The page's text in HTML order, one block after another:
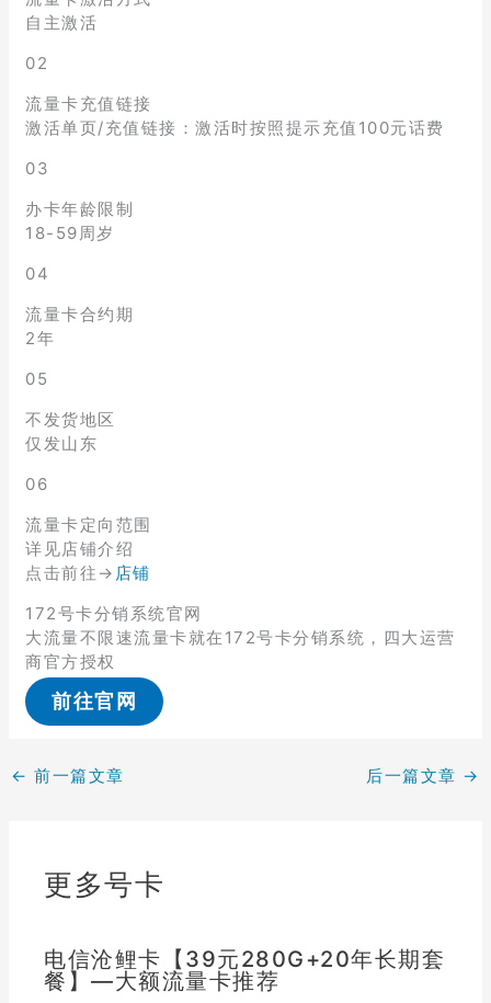
自主激活
02
流量卡充值链接
激活单页/充值链接：激活时按照提示充值100元话费
03
办卡年龄限制
18-59周岁
04
流量卡合约期
2年
05
不发货地区
仅发山东
06
流量卡定向范围
详见店铺介绍
点击前往→ 店铺
172号卡分销系统官网
大流量不限速流量卡就在172号卡分销系统，四大运营
商官方授权
前往官网
← 前一篇文章 后一篇文章 →
更多号卡
电信沧鲤卡【39元280G+20年长期套
餐】—大额流量卡推荐